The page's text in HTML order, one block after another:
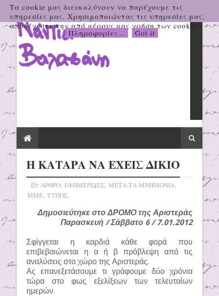
Η ΚΑΤΑΡΑ ΝΑ ΕΧΕΙΣ ΔΙΚΙΟ
ΑΡΘΡΟ, ΕΦΗΜΕΡΙΔΕΣ, ΜΕΤΑ-ΤΑ-ΜΝΗΜΟΝΙΑ,
ΜΜΕ, ΤΥΠΟΣ
Δημοσιεύτηκε στο ΔΡΟΜΟ της Αριστεράς
Παρασκευή / Σάββατο 6 / 7.01.2012
Σφίγγεται η καρδιά κάθε φορά που
επιβεβαιώνεται η α ή β πρόβλεψη από τις
αναλύσεις στο χώρο της Αριστεράς.
Ας επανεξετάσουμε τι γράφουμε δύο χρόνια
τώρα στο φως εξελίξεων των τελευταίων
ημερών.
Τα cookie μας διευκολύνουν να παρέχουμε τις
υπηρεσίες μας. Χρησιμοποιώντας τις υπηρεσίες μας,
αποδέχεστε την από μέρους μας χρήση των cookie.
Πληροφορίες... Got it